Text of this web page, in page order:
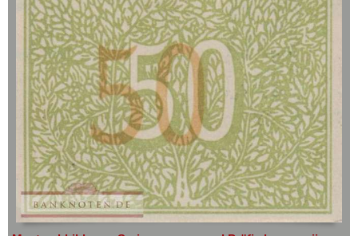
geht oder beschädigt wird.
Absolute Zuverlässigkeit:sowohl in
puncto Service als auch in der Qualität
unserer Banknoten
Möchten Sie Banknoten
verkaufen?
Dann sind Sie bei uns genau richtig
Senden Sie uns einfach ein
Übersichtsbild Ihrer Banknoten an
info@banknoten.de.
Weitere Informationen zum Ankauf
finden Siehier.
Ehrenfriedersdorf
Eichrodt-Wutha
Eilenburg
Einswarden
Eisbergen
Eisenach
Eisenberg
Eisfeld
Elberfeld
Afrika